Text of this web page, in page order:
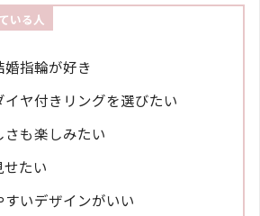
いる人
指輪が好き
ヤ付きリングを選びたい
も楽しみたい
たい
いデザインがいい